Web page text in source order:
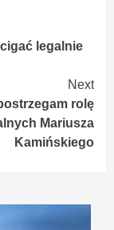
legalnie
Next
rolę
Mariusza
Kamińskiego